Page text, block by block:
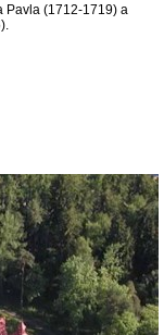
Pavla (1712-1719) a